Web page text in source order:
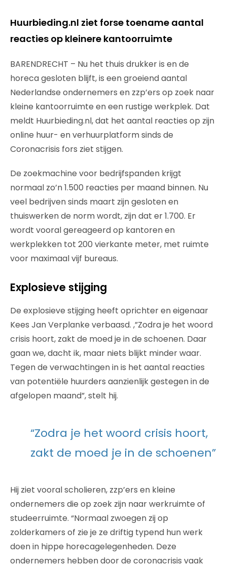
Huurbieding.nl ziet forse toename aantal
reacties op kleinere kantoorruimte
BARENDRECHT – Nu het thuis drukker is en de
horeca gesloten blijft, is een groeiend aantal
Nederlandse ondernemers en zzp’ers op zoek naar
kleine kantoorruimte en een rustige werkplek. Dat
meldt Huurbieding.nl, dat het aantal reacties op zijn
online huur- en verhuurplatform sinds de
Coronacrisis fors ziet stijgen.
De zoekmachine voor bedrijfspanden krijgt
normaal zo’n 1.500 reacties per maand binnen. Nu
veel bedrijven sinds maart zijn gesloten en
thuiswerken de norm wordt, zijn dat er 1.700. Er
wordt vooral gereageerd op kantoren en
werkplekken tot 200 vierkante meter, met ruimte
voor maximaal vijf bureaus.
Explosieve stijging
De explosieve stijging heeft oprichter en eigenaar
Kees Jan Verplanke verbaasd. ,”Zodra je het woord
crisis hoort, zakt de moed je in de schoenen. Daar
gaan we, dacht ik, maar niets blijkt minder waar.
Tegen de verwachtingen in is het aantal reacties
van potentiële huurders aanzienlijk gestegen in de
afgelopen maand”, stelt hij.
“Zodra je het woord crisis hoort,
zakt de moed je in de schoenen”
Hij ziet vooral scholieren, zzp’ers en kleine
ondernemers die op zoek zijn naar werkruimte of
studeerruimte. “Normaal zwoegen zij op
zolderkamers of zie je ze driftig typend hun werk
doen in hippe horecagelegenheden. Deze
ondernemers hebben door de coronacrisis vaak